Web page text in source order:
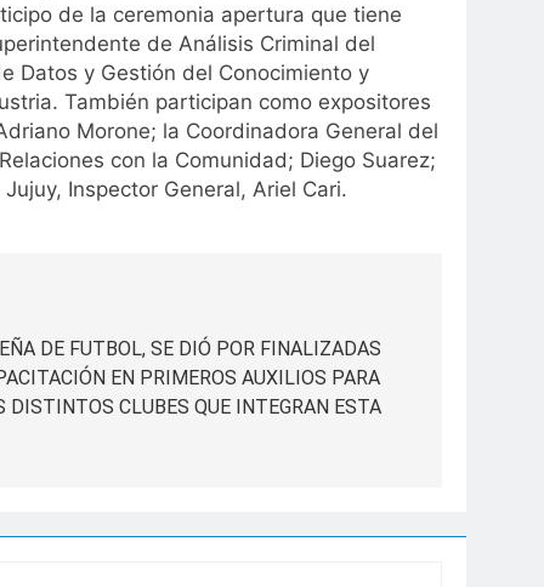
de la ceremonia apertura que tiene
de Análisis Criminal del
Datos y Gestión del Conocimiento y
También participan como expositores
Morone; la Coordinadora General del
con la Comunidad; Diego Suarez;
Inspector General, Ariel Cari.
DE FUTBOL, SE DIÓ POR FINALIZADAS
EN PRIMEROS AUXILIOS PARA
DISTINTOS CLUBES QUE INTEGRAN ESTA